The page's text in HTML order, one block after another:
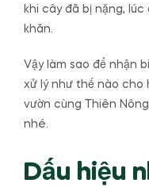
khi cây đã bị nặng,
khăn.
Vậy làm sao để nhận
xử lý như thế nào cho
vườn cùng Thiên
nhé.
Dấu hiệu